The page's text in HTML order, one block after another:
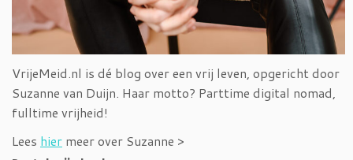
VrijeMeid.nl is dé blog over een vrij leven, opgericht door
Suzanne van Duijn. Haar motto? Parttime digital nomad,
fulltime vrijheid!
Lees hier meer over Suzanne >